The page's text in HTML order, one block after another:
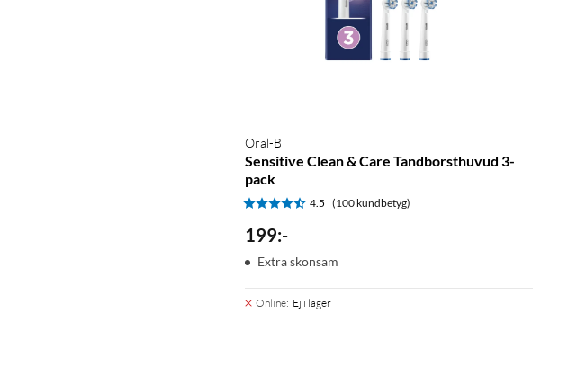
Oral-B
Sensitive Clean & Care Tandborsthuvud 3-
pack
4.5 (100 kundbetyg)
199:-
Extra skonsam
Online: Ej i lager